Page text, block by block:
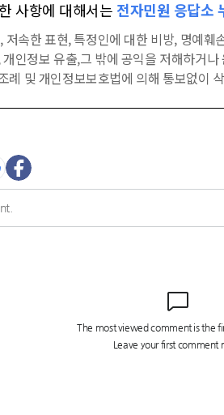
사항에 대해서는 전자민원 응답소
저속한 표현, 특정인에 대한 비방, 명예훼
인정보 유출,그 밖에 공익을 저해하거나
례 및 개인정보보호법에 의해 통보없이